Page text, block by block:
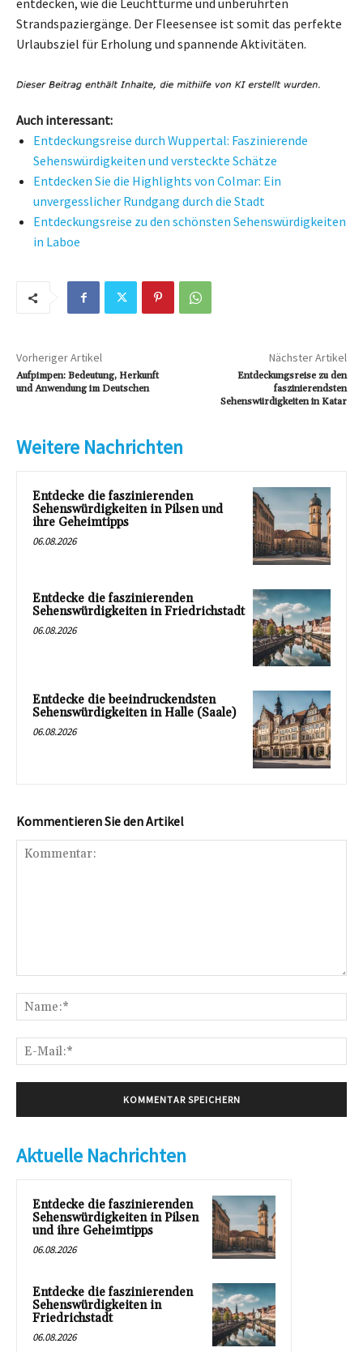
Strandspaziergänge. Der Fleesensee ist somit das perfekte
Urlaubsziel für Erholung und spannende Aktivitäten.
Auch interessant:
Entdeckungsreise durch Wuppertal: Faszinierende
Sehenswürdigkeiten und versteckte Schätze
Entdecken Sie die Highlights von Colmar: Ein
unvergesslicher Rundgang durch die Stadt
Entdeckungsreise zu den schönsten Sehenswürdigkeiten
in Laboe
Vorheriger Artikel
Aufpimpen: Bedeutung, Herkunft
und Anwendung im Deutschen
Nächster Artikel
Entdeckungsreise zu den
faszinierendsten
Sehenswürdigkeiten in Katar
Weitere Nachrichten
Entdecke die faszinierenden
Sehenswürdigkeiten in Pilsen und
ihre Geheimtipps
06.08.2026
Entdecke die faszinierenden
Sehenswürdigkeiten in Friedrichstadt
06.08.2026
Entdecke die beeindruckendsten
Sehenswürdigkeiten in Halle (Saale)
06.08.2026
Kommentieren Sie den Artikel
Aktuelle Nachrichten
Entdecke die faszinierenden
Sehenswürdigkeiten in Pilsen
und ihre Geheimtipps
06.08.2026
Entdecke die faszinierenden
Sehenswürdigkeiten in
Friedrichstadt
06.08.2026